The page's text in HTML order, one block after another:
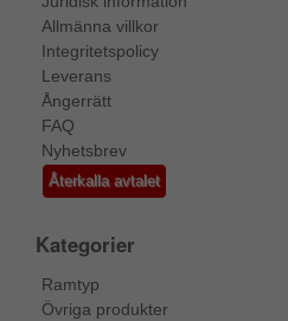
Allmänna villkor
Integritetspolicy
Leverans
Ångerrätt
FAQ
Nyhetsbrev
Återkalla avtalet
Kategorier
Ramtyp
Övriga produkter